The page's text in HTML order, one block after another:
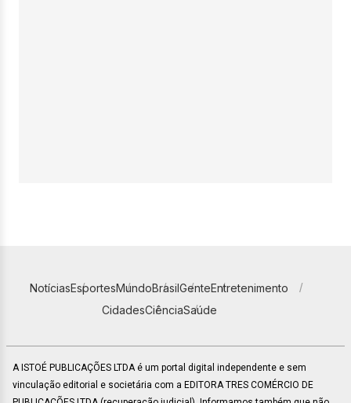
NotíciasEsportesMundoBrasilGenteEntretenimento
CidadesCiênciaSaúde
A ISTOÉ PUBLICAÇÕES LTDA é um portal digital independente e sem
vinculação editorial e societária com a EDITORA TRES COMÉRCIO DE